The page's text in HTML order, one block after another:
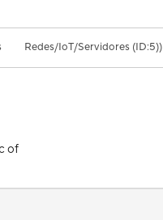
Redes/IoT/Servidores (ID:5))
of